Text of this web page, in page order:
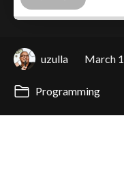
uzulla March
Programming